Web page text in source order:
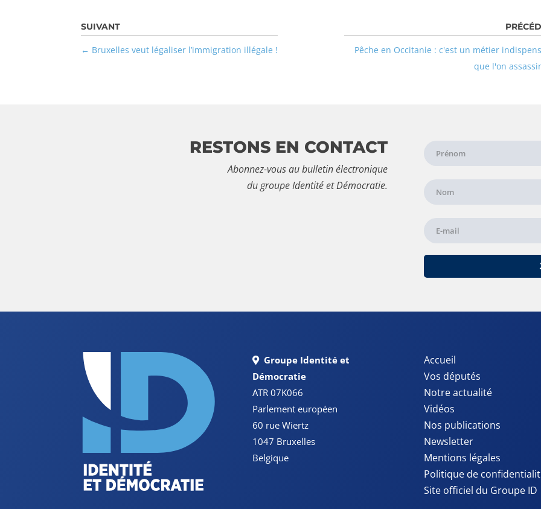
Pêche en Occitanie : c'est un métier
que l'on
Bruxelles veut légaliser l’immigration illégale !
RESTONS EN CONTACT
Abonnez-vous au bulletin électronique
du groupe Identité et Démocratie.
Groupe Identité et
Démocratie
ATR 07K066
Parlement européen
60 rue Wiertz
1047 Bruxelles
Belgique
Accueil
Vos députés
Notre actualité
Vidéos
Nos publications
Newsletter
Mentions légales
Politique de
Site officiel du Groupe ID